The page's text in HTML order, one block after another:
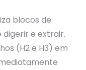
blocos de
e extrair.
(H2 e H3) em